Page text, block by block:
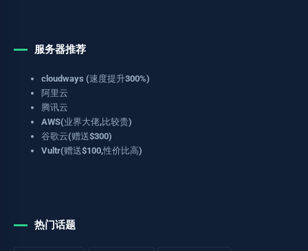
服务器推荐
cloudways (速度提升300%)
阿里云
腾讯云
AWS(业界大佬,比较贵)
谷歌云(赠送$300)
Vultr(赠送$100,性价比高)
热门话题